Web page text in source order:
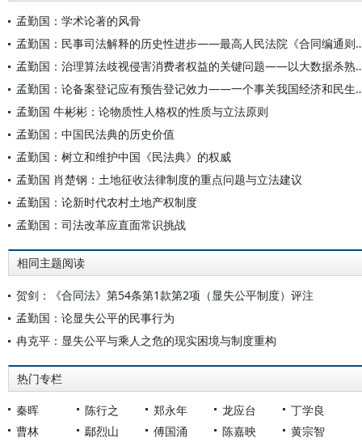
孟勤国：学术论著的风骨
孟勤国：民事司法解释的历史性进
孟勤国：治理算法歧视侵害消
孟勤国：论备案登记应有预告登记
孟勤国 牛彬彬：论物质性人格权的性质与立法原则
孟勤国：中国民法典的历史价值
孟勤国：树立和维护中国《民法典》的权威
孟勤国 肖楚钢：土地征收法律制度的重点问题与立法建议
孟勤国：论新时代农村土地产权制度
孟勤国：司法改革应直面常识挑战
相同主题阅读
贺剑：《合同法》第54条第1款第2项（显失公平制度）评注
孟勤国：论显失公平的民事行为
冉克平：显失公平与乘人之危的现实困境与制度重构
热门专栏
秦晖 陈行之 郑永年 龙应台
丁学良
曹林
鄢烈山 傅国涌 陈嘉映 黄宗智